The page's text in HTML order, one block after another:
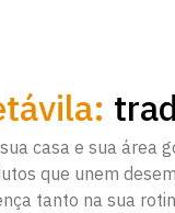
casa e sua área
que unem
tanto na sua